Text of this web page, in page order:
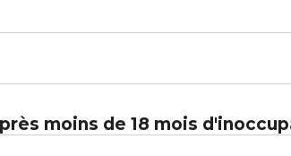
moins de 18 mois